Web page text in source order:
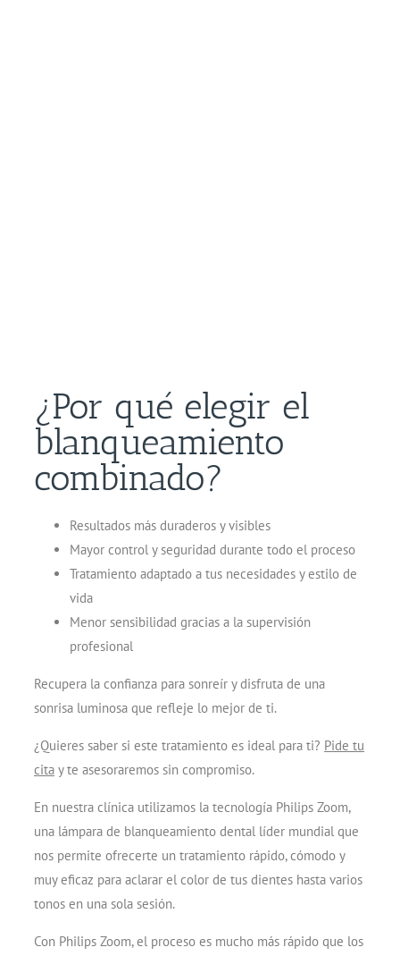
¿Por qué elegir el
blanqueamiento
combinado?
Resultados más duraderos y visibles
Mayor control y seguridad durante todo el proceso
Tratamiento adaptado a tus necesidades y estilo de
vida
Menor sensibilidad gracias a la supervisión
profesional
Recupera la confianza para sonreír y disfruta de una
sonrisa luminosa que refleje lo mejor de ti.
¿Quieres saber si este tratamiento es ideal para ti? Pide tu
cita y te asesoraremos sin compromiso.
En nuestra clínica utilizamos la tecnología Philips Zoom,
una lámpara de blanqueamiento dental líder mundial que
nos permite ofrecerte un tratamiento rápido, cómodo y
muy eficaz para aclarar el color de tus dientes hasta varios
tonos en una sola sesión.
Con Philips Zoom, el proceso es mucho más rápido que los